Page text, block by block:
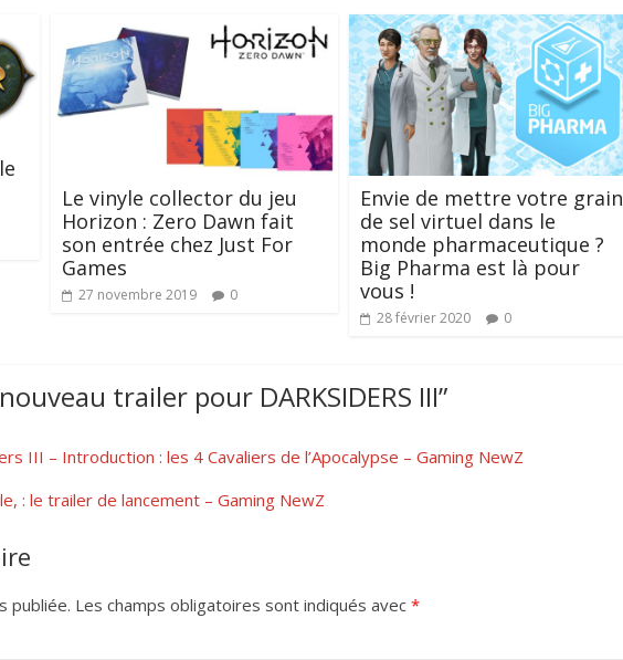
Le vinyle collector du jeu
Horizon : Zero Dawn fait
son entrée chez Just For
Games
27 novembre 2019 0
Envie de mettre votre grain
de sel virtuel dans le
monde pharmaceutique ?
Big Pharma est là pour
vous !
28 février 2020 0
trailer pour DARKSIDERS III”
III – Introduction : les 4 Cavaliers de l’Apocalypse – Gaming NewZ
: le trailer de lancement – Gaming NewZ
publiée. Les champs obligatoires sont indiqués avec *